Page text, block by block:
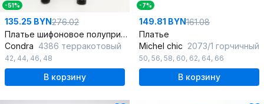
-51%
135.25 BYN276.02
Платье шифоновое полуприлегающего силуэта с сборкой и ремнем
Condra 4386 терракотовый
42, 44, 46, 48
В корзину
-7%
149.81 BYN161.08
Платье
Michel chic 2073/1 горчичный
50, 56, 58, 60, 62, 64, 66
В корзину